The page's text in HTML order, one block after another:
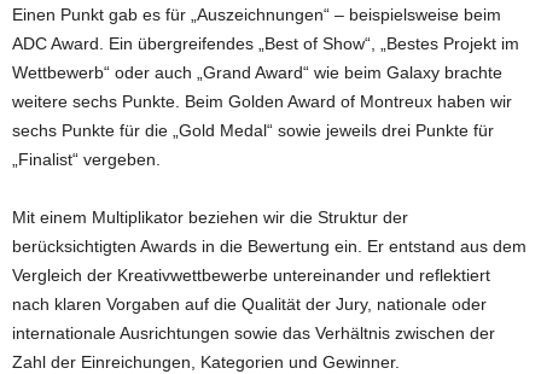
Einen Punkt gab es für „Auszeichnungen“ – beispielsweise beim
ADC Award. Ein übergreifendes „Best of Show“, „Bestes Projekt im
Wettbewerb“ oder auch „Grand Award“ wie beim Galaxy brachte
weitere sechs Punkte. Beim Golden Award of Montreux haben wir
sechs Punkte für die „Gold Medal“ sowie jeweils drei Punkte für
„Finalist“ vergeben.
Mit einem Multiplikator beziehen wir die Struktur der
berücksichtigten Awards in die Bewertung ein. Er entstand aus dem
Vergleich der Kreativwettbewerbe untereinander und reflektiert
nach klaren Vorgaben auf die Qualität der Jury, nationale oder
internationale Ausrichtungen sowie das Verhältnis zwischen der
Zahl der Einreichungen, Kategorien und Gewinner.